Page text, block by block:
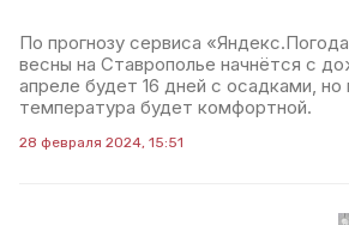
По прогнозу сервиса
весны на Ставрополье начнётся с
апреле будет 16 дней с осадками, но
температура будет комфортной.
28 февраля 2024, 15:51